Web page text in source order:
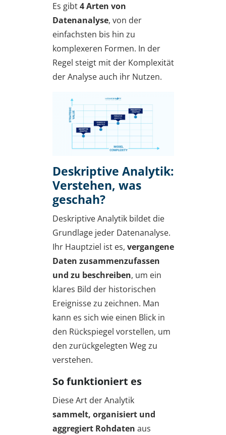
Es gibt4 Arten von
Datenanalyse, von der
einfachsten bis hin zu
komplexeren Formen. In der
Regel steigt mit der Komplexität
der Analyse auch ihr Nutzen.
Deskriptive Analytik:
Verstehen, was
geschah?
Deskriptive Analytik bildet die
Grundlage jeder Datenanalyse.
Ihr Hauptziel ist es, vergangene
Daten zusammenzufassen
und zu beschreiben, um ein
klares Bild der historischen
Ereignisse zu zeichnen. Man
kann es sich wie einen Blick in
den Rückspiegel vorstellen, um
den zurückgelegten Weg zu
verstehen.
So funktioniert es
Diese Art der Analytik
sammelt, organisiert und
aggregiert Rohdaten aus